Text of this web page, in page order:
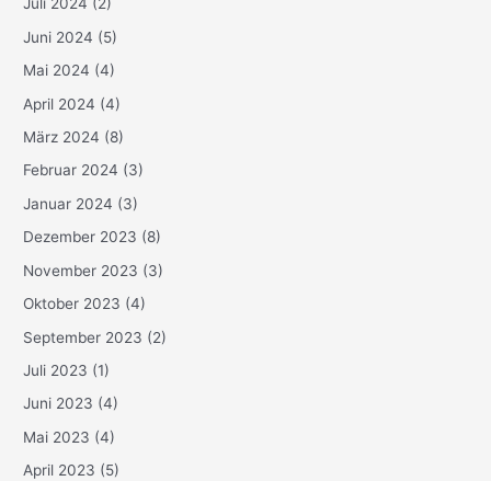
Juli 2024 (2)
Juni 2024 (5)
Mai 2024 (4)
April 2024 (4)
März 2024 (8)
Februar 2024 (3)
Januar 2024 (3)
Dezember 2023 (8)
November 2023 (3)
Oktober 2023 (4)
September 2023 (2)
Juli 2023 (1)
Juni 2023 (4)
Mai 2023 (4)
April 2023 (5)